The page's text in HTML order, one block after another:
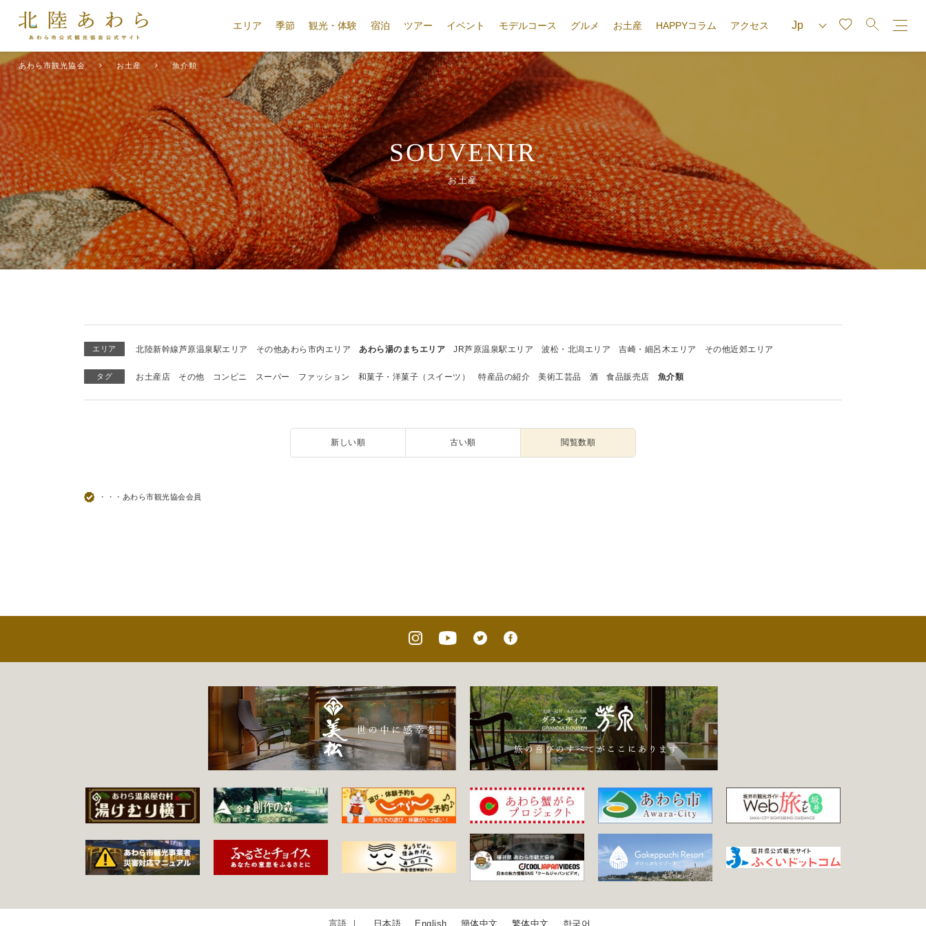
エリア 季節 観光・体験 宿泊 ツアー イベント モデルコース グルメ お土産 HAPPYコラム アクセス
あわら市観光協会 お土産 魚介類
SOUVENIR
お土産
エリア 北陸新幹線芦原温泉駅エリア その他あわら市内エリア あわら湯のまちエリア JR芦原温泉駅エリア 波松・北潟エリア 吉崎・細呂木エリア その他近郊エリア
タグ お土産店 その他 コンビニ スーパー ファッション 和菓子・洋菓子（スイーツ） 特産品の紹介 美術工芸品 酒 食品販売店 魚介類
新しい順 古い順 閲覧数順
・・・あわら市観光協会会員
日本語 English 簡体中文 繁体中文 한국어